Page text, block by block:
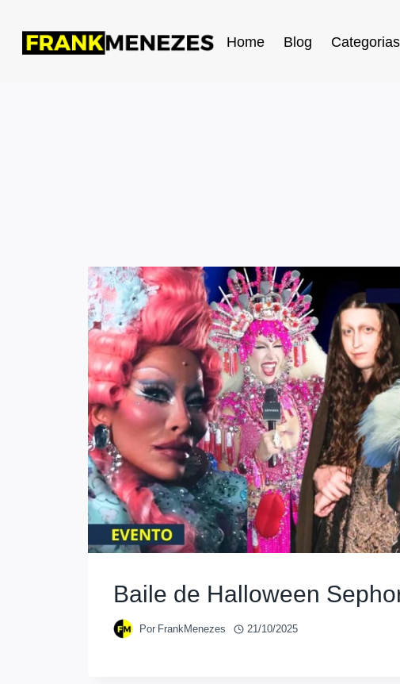
Home Blog Categorias
Baile de Halloween
Por FrankMenezes 21/10/2025